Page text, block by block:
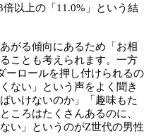
以上の「11.0%」という結
がる傾向にあるため「お相
ことも考えられます。一方
ーロールを押し付けられるの
ない」という声をよく聞き
いけないのか」「趣味もた
ころはたくさんあるのに、
い」というのがZ世代の男性